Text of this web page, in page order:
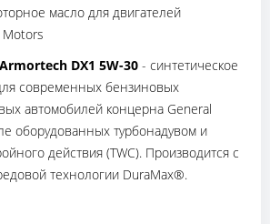
масло для двигателей
Motors
DX1 5W-30 - синтетическое
современных бензиновых
автомобилей концерна General
оборудованных турбонадувом и
действия (TWC). Производится с
технологии DuraMax®.